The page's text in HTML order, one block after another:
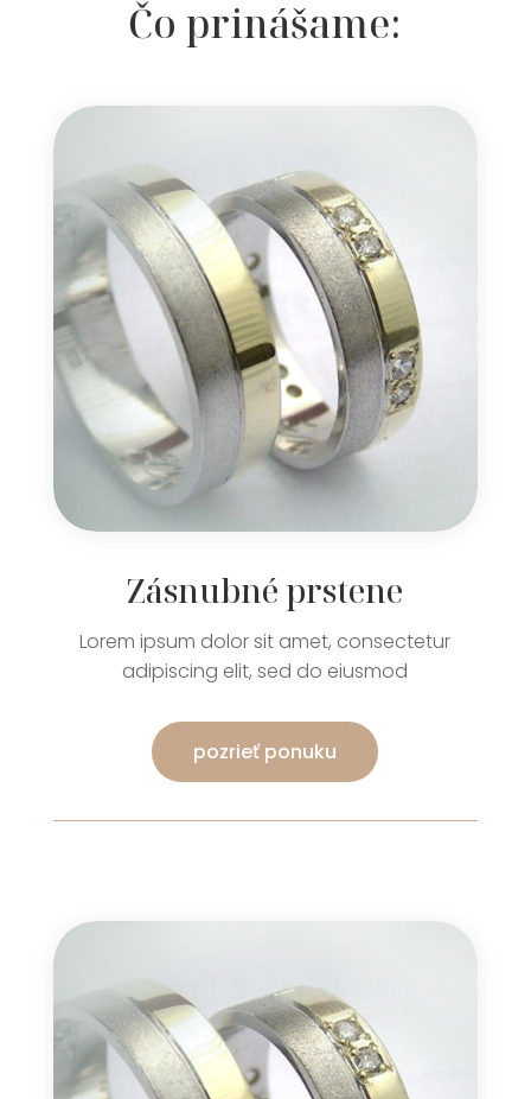
Čo prinášame:
Zásnubné prstene
Lorem ipsum dolor sit amet, consectetur
adipiscing elit, sed do eiusmod
pozrieť ponuku